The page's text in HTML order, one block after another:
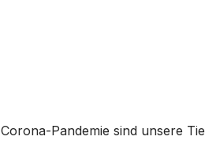
Pandemie sind unsere